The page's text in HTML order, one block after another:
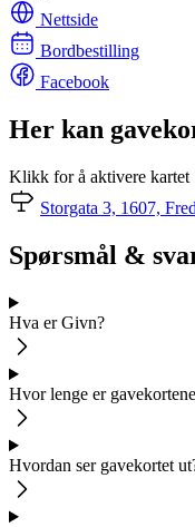
Nettside
Bordbestilling
Facebook
Her kan
Klikk for å aktivere kartet
Storgata 3, 1607,
Spørsmål &
Hva er Givn?
Hvor lenge er
Hvordan ser gavekortet